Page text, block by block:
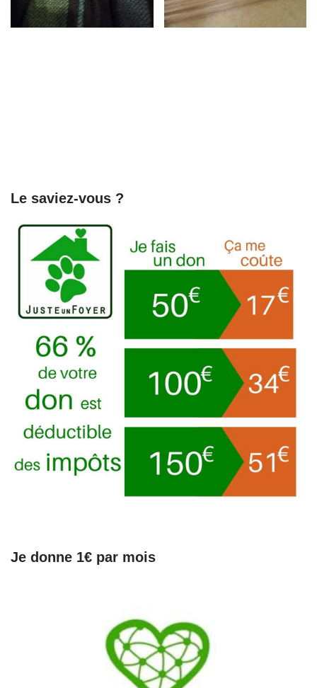
Le saviez-vous ?
Je donne 1€ par mois